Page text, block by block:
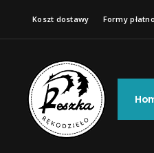
Koszt dostawy Formy